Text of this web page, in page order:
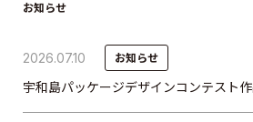
お知らせ
2026.07.10 お知らせ
宇和島パッケージデザインコンテスト